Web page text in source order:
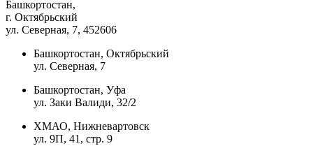
Башкортостан,
г. Октябрьский
ул. Северная, 7, 452606
Башкортостан, Октябрьский
ул. Северная, 7
Башкортостан, Уфа
ул. Заки Валиди, 32/2
ХМАО, Нижневартовск
ул. 9П, 41, стр. 9